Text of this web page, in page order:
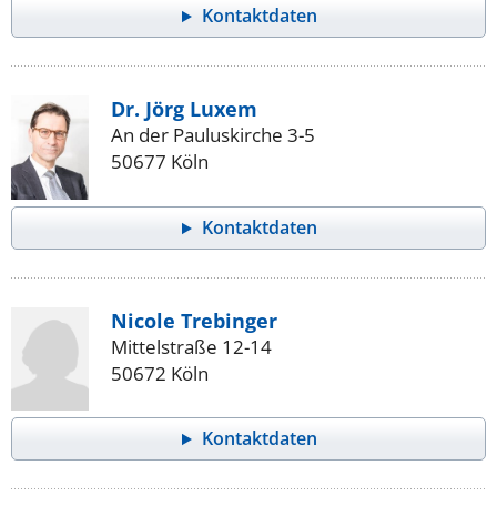
Kontaktdaten
Dr. Jörg Luxem
An der Pauluskirche 3-5
50677 Köln
Kontaktdaten
Nicole Trebinger
Mittelstraße 12-14
50672 Köln
Kontaktdaten